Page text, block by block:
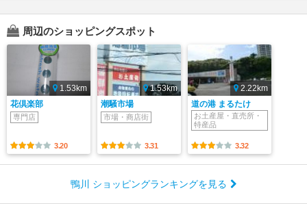
周辺のショッピングスポット
1.53km
花倶楽部
専門店
3.20
1.53km
潮騒市場
市場・商店街
3.31
2.22km
道の港 まるたけ
お土産屋・直売所・
特産品
3.32
鴨川 ショッピングランキングを見る